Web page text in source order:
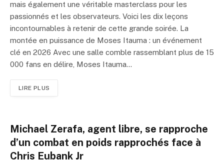
mais également une véritable masterclass pour les
passionnés et les observateurs. Voici les dix leçons
incontournables à retenir de cette grande soirée. La
montée en puissance de Moses Itauma : un événement
clé en 2026 Avec une salle comble rassemblant plus de 15
000 fans en délire, Moses Itauma…
LIRE PLUS
Michael Zerafa, agent libre, se rapproche
d’un combat en poids rapprochés face à
Chris Eubank Jr